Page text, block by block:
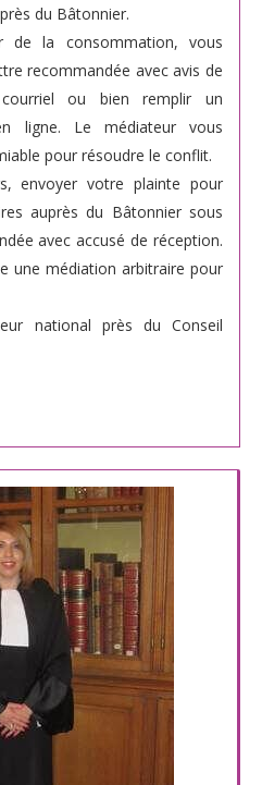
du Bâtonnier.
de la consommation, vous
recommandée avec avis de
ou bien remplir un
ligne. Le médiateur vous
pour résoudre le conflit.
envoyer votre plainte pour
auprès du Bâtonnier sous
avec accusé de réception.
une médiation arbitraire pour
national près du Conseil